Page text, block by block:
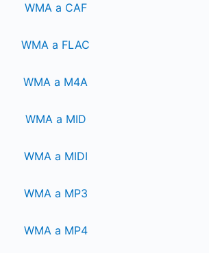
WMA a CAF
WMA a FLAC
WMA a M4A
WMA a MID
WMA a MIDI
WMA a MP3
WMA a MP4